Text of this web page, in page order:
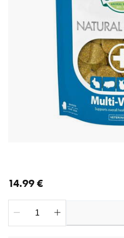
14.99 €